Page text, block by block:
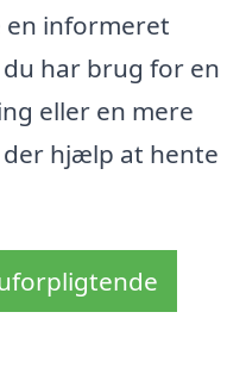
en informeret
har brug for en
eller en mere
hjælp at hente